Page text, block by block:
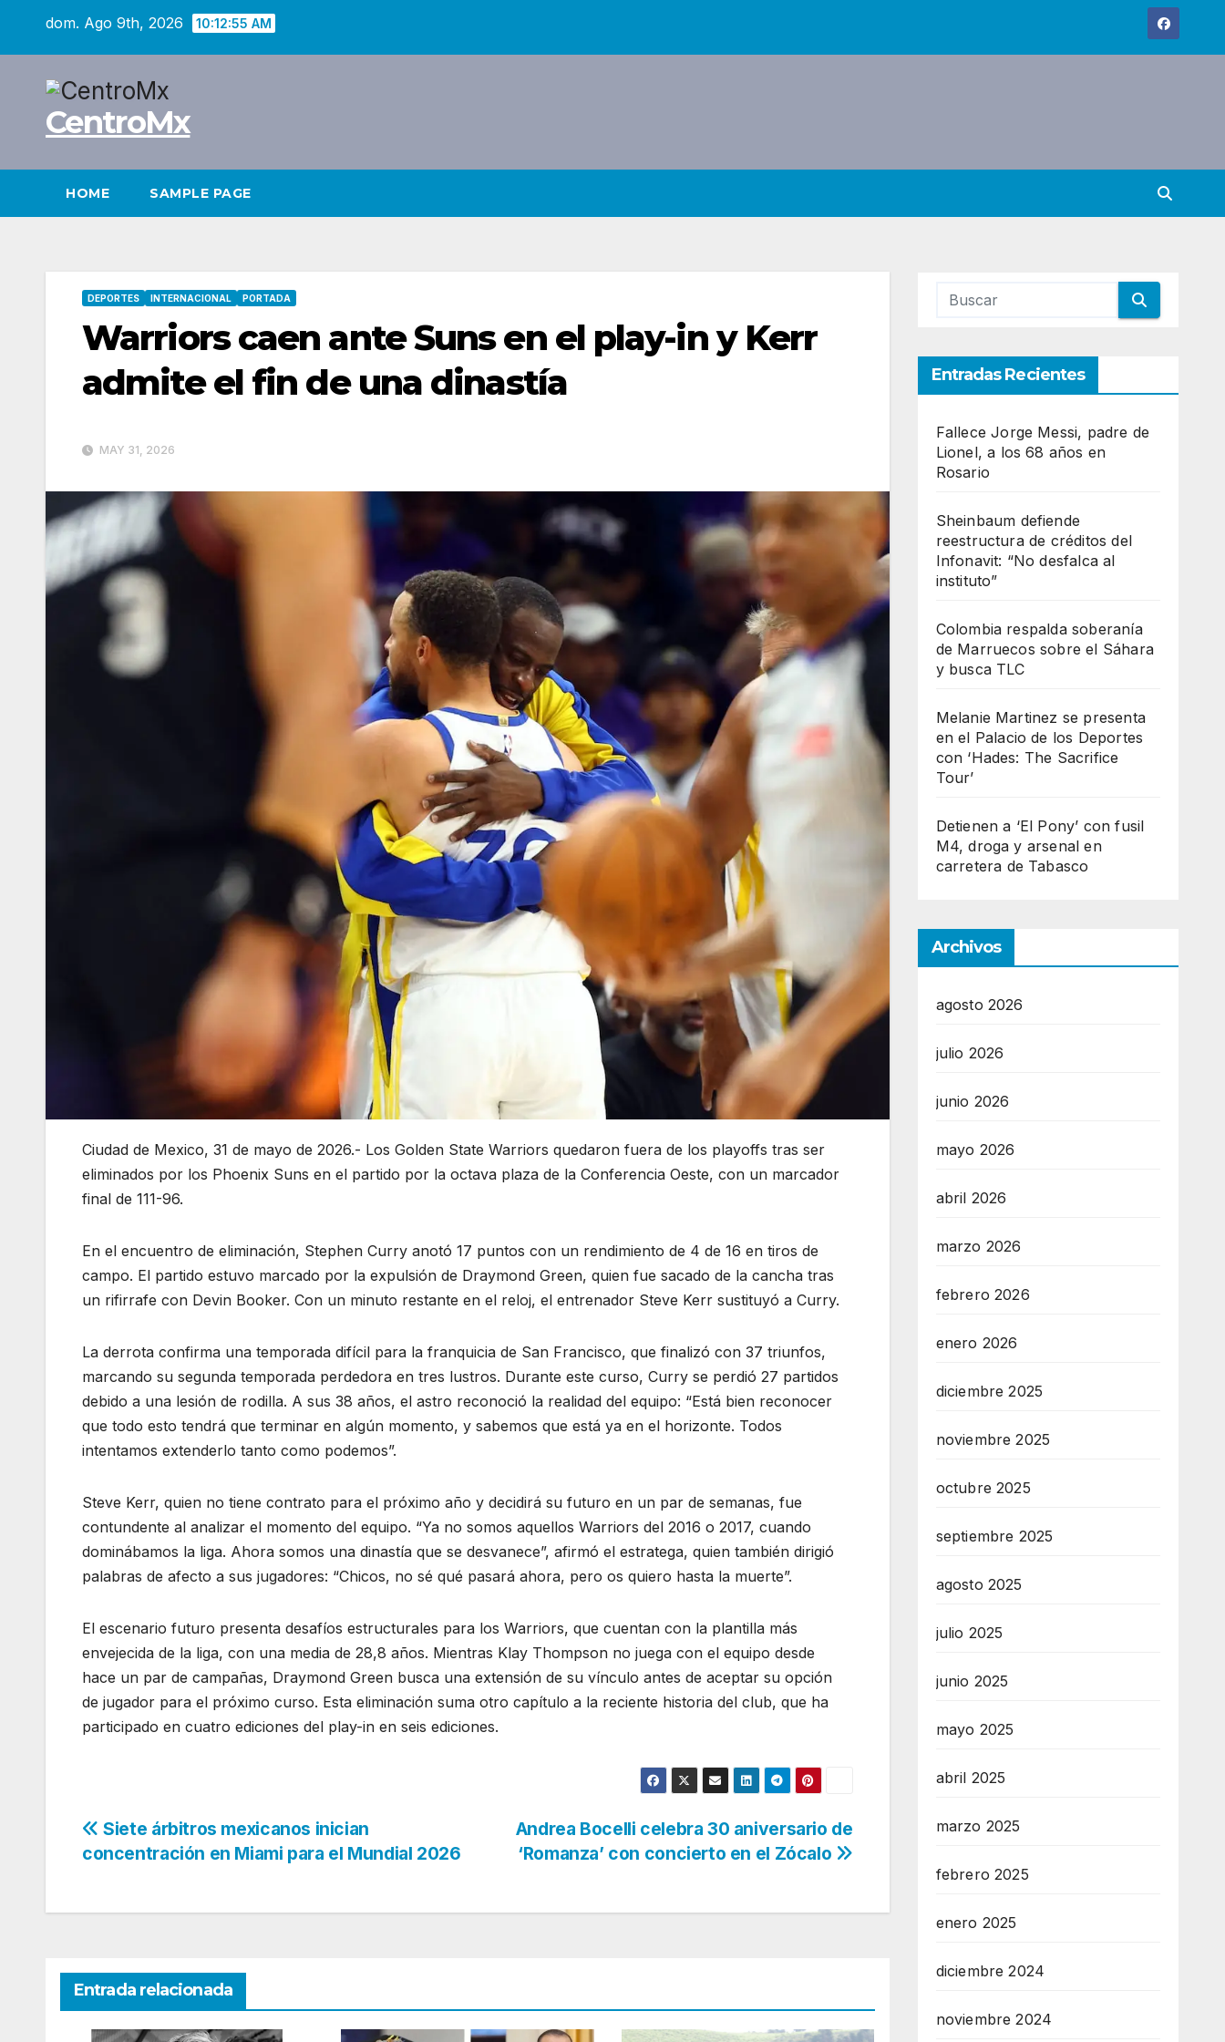
dom. Ago 9th, 2026 10:12:57 AM
CentroMx
HOME SAMPLE PAGE
DEPORTES INTERNACIONAL PORTADA
Warriors caen ante Suns en el play-in y Kerr
admite el fin de una dinastía
MAY 31, 2026
Ciudad de Mexico, 31 de mayo de 2026.- Los Golden State Warriors quedaron fuera de los playoffs tras ser
eliminados por los Phoenix Suns en el partido por la octava plaza de la Conferencia Oeste, con un marcador
final de 111-96.
En el encuentro de eliminación, Stephen Curry anotó 17 puntos con un rendimiento de 4 de 16 en tiros de
campo. El partido estuvo marcado por la expulsión de Draymond Green, quien fue sacado de la cancha tras
un rifirrafe con Devin Booker. Con un minuto restante en el reloj, el entrenador Steve Kerr sustituyó a Curry.
La derrota confirma una temporada difícil para la franquicia de San Francisco, que finalizó con 37 triunfos,
marcando su segunda temporada perdedora en tres lustros. Durante este curso, Curry se perdió 27 partidos
debido a una lesión de rodilla. A sus 38 años, el astro reconoció la realidad del equipo: “Está bien reconocer
que todo esto tendrá que terminar en algún momento, y sabemos que está ya en el horizonte. Todos
intentamos extenderlo tanto como podemos”.
Steve Kerr, quien no tiene contrato para el próximo año y decidirá su futuro en un par de semanas, fue
contundente al analizar el momento del equipo. “Ya no somos aquellos Warriors del 2016 o 2017, cuando
dominábamos la liga. Ahora somos una dinastía que se desvanece”, afirmó el estratega, quien también dirigió
palabras de afecto a sus jugadores: “Chicos, no sé qué pasará ahora, pero os quiero hasta la muerte”.
El escenario futuro presenta desafíos estructurales para los Warriors, que cuentan con la plantilla más
envejecida de la liga, con una media de 28,8 años. Mientras Klay Thompson no juega con el equipo desde
hace un par de campañas, Draymond Green busca una extensión de su vínculo antes de aceptar su opción
de jugador para el próximo curso. Esta eliminación suma otro capítulo a la reciente historia del club, que ha
participado en cuatro ediciones del play-in en seis ediciones.
Navegación
entradas
Andrea Bocelli celebra 30 aniversario de
‘Romanza’ con concierto en el Zócalo
Siete árbitros mexicanos inician
concentración en Miami para el Mundial 2026
Entrada relacionada
Entradas Recientes
Fallece Jorge Messi, padre de
Lionel, a los 68 años en
Rosario
Sheinbaum defiende
reestructura de créditos del
Infonavit: “No desfalca al
instituto”
Colombia respalda soberanía
de Marruecos sobre el Sáhara
y busca TLC
Melanie Martinez se presenta
en el Palacio de los Deportes
con ‘Hades: The Sacrifice
Tour’
Detienen a ‘El Pony’ con fusil
M4, droga y arsenal en
carretera de Tabasco
Archivos
agosto 2026
julio 2026
junio 2026
mayo 2026
abril 2026
marzo 2026
febrero 2026
enero 2026
diciembre 2025
noviembre 2025
octubre 2025
septiembre 2025
agosto 2025
julio 2025
junio 2025
mayo 2025
abril 2025
marzo 2025
febrero 2025
enero 2025
diciembre 2024
noviembre 2024